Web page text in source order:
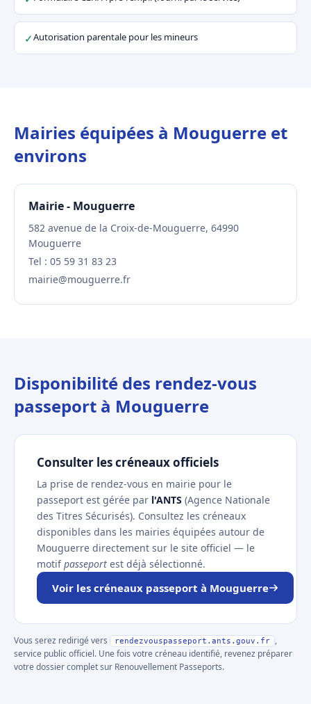
✓Autorisation parentale pour les mineurs
Mairies équipées à Mouguerre et
environs
Mairie - Mouguerre
582 avenue de la Croix-de-Mouguerre, 64990
Mouguerre
Tel : 05 59 31 83 23
mairie@mouguerre.fr
Disponibilité des rendez-vous
passeport à Mouguerre
Consulter les créneaux officiels
La prise de rendez-vous en mairie pour le
passeport est gérée par l'ANTS (Agence Nationale
des Titres Sécurisés). Consultez les créneaux
disponibles dans les mairies équipées autour de
Mouguerre directement sur le site officiel — le
motifpasseport est déjà sélectionné.
Voir les créneaux passeport à Mouguerre
Vous serez redirigé vers rendezvouspasseport.ants.gouv.fr
,
service public officiel. Une fois votre créneau identifié, revenez préparer
votre dossier complet sur Renouvellement Passeports.